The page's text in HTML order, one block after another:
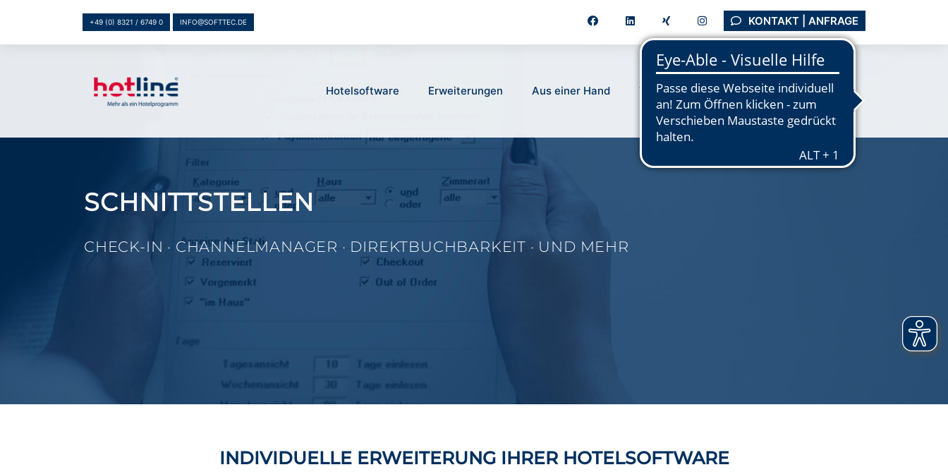
+49 (0) 8321 / 6749 0 INFO@SOFTTEC.DE KONTAKT | ANFRAGE
Hotelsoftware Erweiterungen Aus einer Hand Tutorials Support Unternehmen
SCHNITTSTELLEN
CHECK-IN · CHANNELMANAGER · DIREKTBUCHBARKEIT · UND MEHR
INDIVIDUELLE ERWEITERUNG IHRER HOTELSOFTWARE